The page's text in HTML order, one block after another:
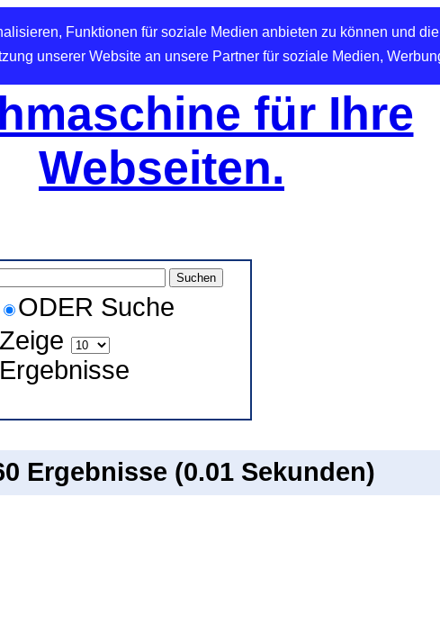
Funktionen für soziale Medien anbieten zu können und
unserer Website an unsere Partner für soziale Medien,
für Ihre
Webseiten.
ODER Suche
Zeige
Ergebnisse
Ergebnisse (0.01 Sekunden)